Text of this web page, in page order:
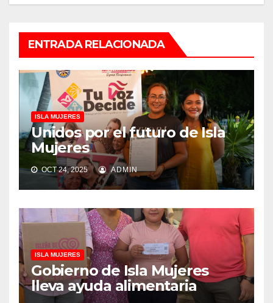
ENTRADA RELACIONADA
ISLA MUJERES
Unidos por el futuro de Isla
Mujeres
OCT 24, 2025 ADMIN
ISLA MUJERES
Gobierno de Isla Mujeres
lleva ayuda alimentaria